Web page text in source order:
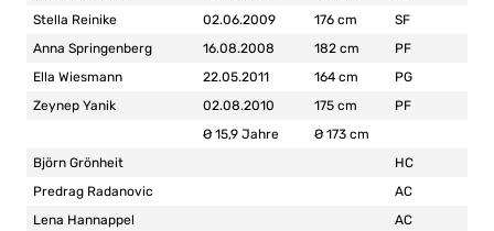
Stella Reinike
02.06.2009 176 cm
SF
Anna Springenberg
16.08.2008 182 cm
PF
Ella Wiesmann
22.05.2011 164 cm
PG
Zeynep Yanik
02.08.2010 175 cm
PF
Ø 15,9 Jahre
Ø 173 cm
Björn Grönheit
HC
Predrag Radanovic
AC
Lena Hannappel
AC